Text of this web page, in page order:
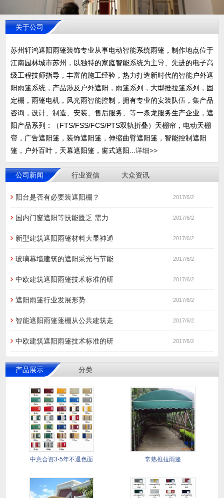
关于公司
苏州轩鸿遮阳雨篷装饰专业从事电动智能系统雨篷，制作地点位于
江南园林城市苏州，以独特的家庭智能系统为主导、先进的电子高
级工程技师指导，丰富的施工经验，热力打造新时代的智能户外遮
阳雨篷系统，产品涉及户外遮阳，雨篷系列，大型推拉篷系列，固
定棚，雨篷电机，风光雨智能控制，拥有专业的安装队伍，集产品
咨询，设计、制造、安装、售后服务、等一条龙服务生产企业，遮
阳产品系列：（FTS/FSS/FCS/PTS双轨折叠）天棚帘，电动天棚
帘，广告遮阳篷，装饰遮阳篷，伸缩曲臂遮阳篷，智能控制遮阳
篷，户外百叶，天幕遮阳篷，窗式遮阳... 详细>>
公司新闻 行业资信 大众资讯
阳台是否有必要装遮阳棚？ 2017/6/2
国内门窗遮阳等技能匮乏 需力 2017/6/2
新型建筑遮阳雨篷材料大显神通 2017/6/2
玻璃幕墙建筑的遮阳采光与节能 2017/6/2
中欧建筑遮阳雨篷技术标准的研 2017/6/2
遮阳雨篷行业发展形势 2017/6/2
智能遮阳雨篷蓬棚从公共建筑走 2017/6/2
中欧建筑遮阳雨篷技术标准的研 2017/6/2
产品展示 分类
中意合资3-5年不退色面 常熟推拉雨篷